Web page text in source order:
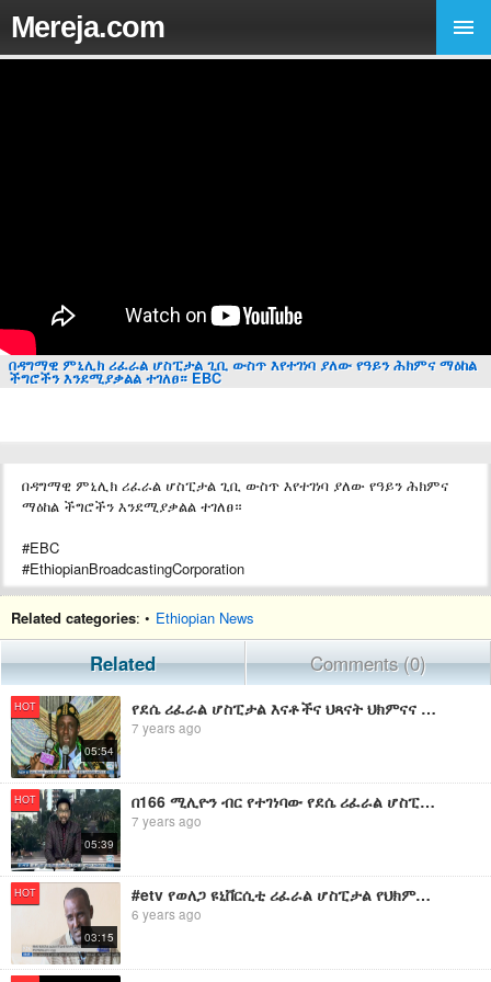
Mereja.com
በዳግማዊ ምኒሊክ ሪፈራል ሆስፒታል ጊቢ ውስጥ እየተገነባ ያለው የዓይን ሕክምና ማዕከል
ችግሮችን እንደሚያቃልል ተገለፀ። EBC
በዳግማዊ ምኒሊክ ሪፈራል ሆስፒታል ጊቢ ውስጥ እየተገነባ ያለው የዓይን ሕክምና
ማዕከል ችግሮችን እንደሚያቃልል ተገለፀ።
#EBC
#EthiopianBroadcastingCorporation
Related categories: • Ethiopian News
Related Comments (0)
HOT
05:54
የደሴ ሪፈራል ሆስፒታል እናቶችና ህጻናት ህክምናና የኦክስጅን ማምረቻ ማዕከል ምረቃ ዝግጅት።
7 years ago
HOT
05:39
በ166 ሚሊዮን ብር የተገነባው የደሴ ሪፈራል ሆስፒታል እናቶችና ህጻናት ህክምናና የኦክስጅን ማምረቻ ማዕከል ተመረቀ።
7 years ago
HOT
03:15
#etv የወለጋ ዩኒቨርሲቲ ሪፈራል ሆስፒታል የህክምና አገልግሎቱን ለማጠናከር MRI እና ሲቲ ስካን እንደሚያስፈልጉት ተገለፀ፡፡
6 years ago